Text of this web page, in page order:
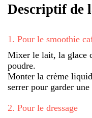
Descriptif de
1 . Pour le smoothie
Mixer le lait, la glace
poudre.
Monter la crème
serrer pour garder
2. Pour le dressage